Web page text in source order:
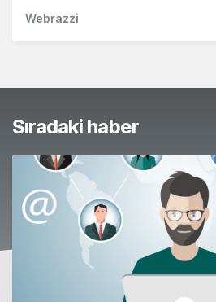
Webrazzi
Sıradaki haber